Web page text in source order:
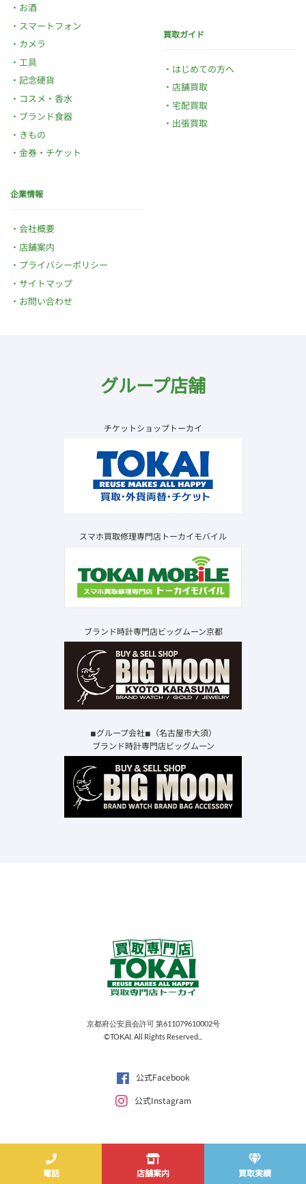
お酒
スマートフォン
カメラ
工具
記念硬貨
コスメ・香水
ブランド食器
きもの
金券・チケット
買取ガイド
はじめての方へ
店舗買取
宅配買取
出張買取
企業情報
会社概要
店舗案内
プライバシーポリシー
サイトマップ
お問い合わせ
グループ店舗
チケットショップトーカイ
スマホ買取修理専門店トーカイモバイル
ブランド時計専門店ビッグムーン京都
◾︎グループ会社◾︎（名古屋市大須）
ブランド時計専門店ビッグムーン
京都府公安員会許可 第611079610002号
©TOKAI. All Rights Reserved...
公式Facebook
公式Instagram
電話 店舗案内 買取実績